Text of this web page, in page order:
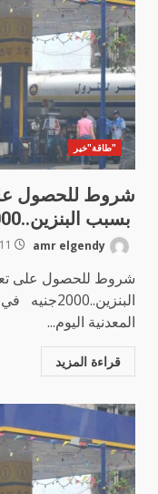
"طاقة"خير
شروط للحصول
بسبب البنزين..2000جنيه
شروط للحصول على
المعدنية اليوم...
قراءة المزيد